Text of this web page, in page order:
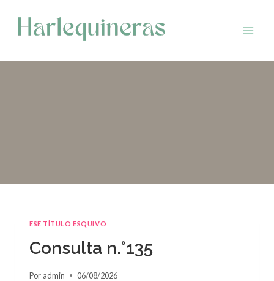
contenido
ESE TÍTULO ESQUIVO
Consulta n.°135
Por admin 06/08/2026